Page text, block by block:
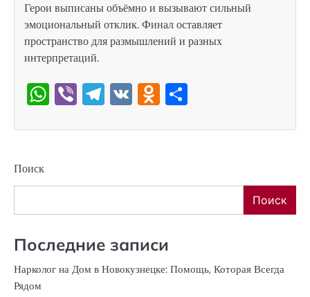
Герои выписаны объёмно и вызывают сильный
эмоциональный отклик. Финал оставляет
пространство для размышлений и разных
интерпретаций.
WhatsApp
ViberTelegram
VKOdnoklassniki
Поиск
Поиск
Последние записи
Нарколог на Дом в Новокузнецке: Помощь, Которая Всегда
Рядом